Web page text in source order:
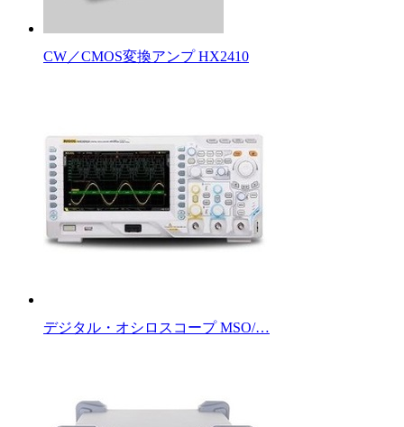
CW／CMOS変換アンプ HX2410
デジタル・オシロスコープ MSO/…